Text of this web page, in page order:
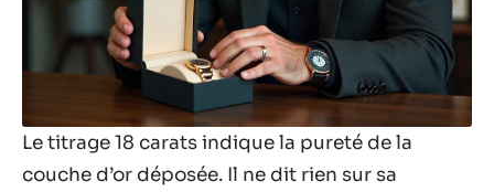
Le titrage 18 carats indique la pureté de la
couche d’or déposée. Il ne dit rien sur sa